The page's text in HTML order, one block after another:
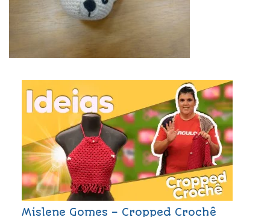
Mislene Gomes – Cropped Crochê